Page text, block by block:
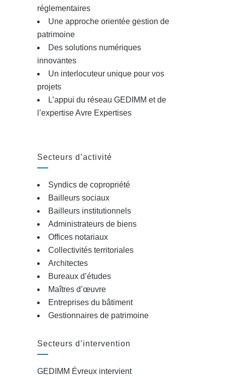
réglementaires
Une approche orientée gestion de
patrimoine
Des solutions numériques
innovantes
Un interlocuteur unique pour vos
projets
L’appui du réseau GEDIMM et de
l’expertise Avre Expertises
Secteurs d’activité
Syndics de copropriété
Bailleurs sociaux
Bailleurs institutionnels
Administrateurs de biens
Offices notariaux
Collectivités territoriales
Architectes
Bureaux d’études
Maîtres d’œuvre
Entreprises du bâtiment
Gestionnaires de patrimoine
Secteurs d’intervention
GEDIMM Évreux intervient